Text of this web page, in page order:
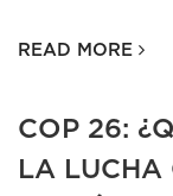
READ MORE
COP 26:
LA LUCHA